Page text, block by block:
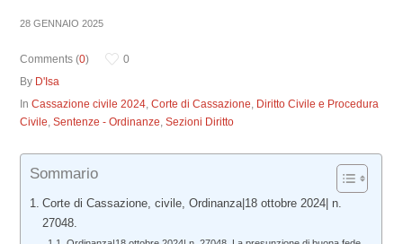
28 GENNAIO 2025
Comments (0)
0
By D'Isa
InCassazione civile 2024,Corte di Cassazione, Diritto Civile e Procedura
Civile,Sentenze - Ordinanze,Sezioni Diritto
Sommario
Corte di Cassazione, civile, Ordinanza|18 ottobre 2024| n.
27048.